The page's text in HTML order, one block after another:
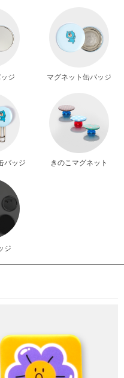
ジ マグネット缶バッジ
バッジ きのこマグネット
ジ